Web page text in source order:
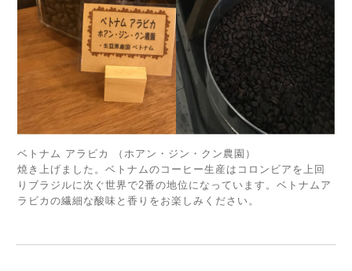
ベトナム アラビカ （ホアン・ジン・クン農園）
焼き上げました。ベトナムのコーヒー生産はコロンビアを上回
りブラジルに次ぐ世界で2番の地位になっています。ベトナムア
ラビカの繊細な酸味と香りをお楽しみください。